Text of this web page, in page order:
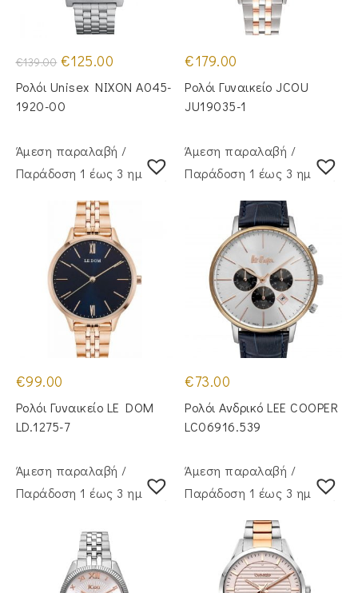
€139.00 Original
price
was:
€139.00.
€125.00
τιμή
είναι:
Ρολόι Unisex NIXON A045-
1920-00
€179.00
Ρολόι Γυναικείο JCOU
JU19035-1
Άμεση παραλαβή /
Παράδoση 1 έως 3 ημέρες
€99.00
Ρολόι Γυναικείο LE DOM
LD.1275-7
Άμεση παραλαβή /
Παράδoση 1 έως 3 ημέρες
€73.00
Ρολόι Ανδρικό LEE COOPER
LC06916.539
Άμεση παραλαβή /
Παράδoση 1 έως 3 ημέρες
Άμεση παραλαβή /
Παράδoση 1 έως 3 ημέρες